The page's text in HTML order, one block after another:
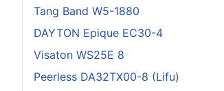
Tang Band W5-1880
DAYTON Epique EC30-4
Visaton WS25E 8
Peerless DA32TX00-8 (Lifu)